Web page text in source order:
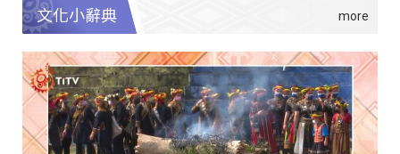
文化小辭典